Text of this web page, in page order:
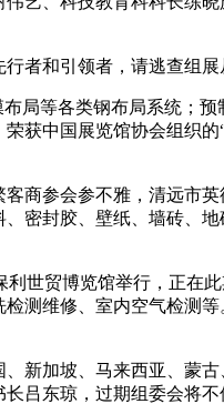
者和引领者，请逃查组展
等各类钢布局系统；预
获中国展览馆协会组织
参会参不雅，清远市英
密封胶、壁纸、墙砖、
世贸博览馆举行，正在
测维修、室内空气检测
加坡、马来西亚、蒙
吕东琼，过期组委会将